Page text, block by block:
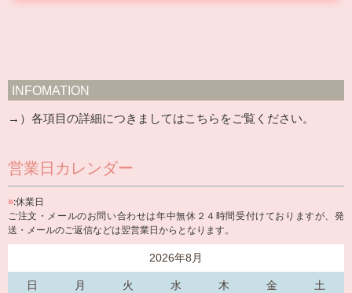
INFOMATION
→）各項目の詳細につきましてはこちらをご覧ください。
営業日カレンダー
■:休業日
ご注文・メールのお問い合わせは年中無休２４時間受付けておりますが、発
送・メールのご返信などは翌営業日からとなります。
2026年8月
日 月 火 水 木 金 土